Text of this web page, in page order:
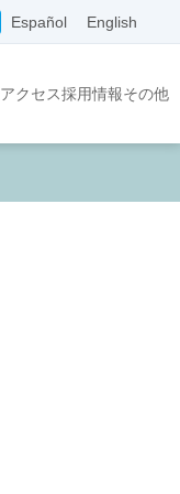
Español English
アクセス採用情報その他